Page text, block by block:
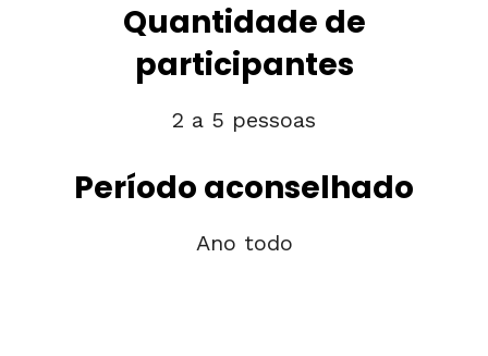
Quantidade de
participantes
2 a 5 pessoas
Período aconselhado
Ano todo